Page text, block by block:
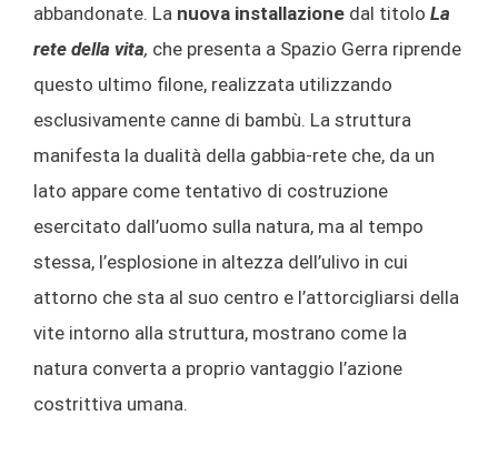
abbandonate. La nuova installazione dal titolo La
rete della vita, che presenta a Spazio Gerra riprende
questo ultimo filone, realizzata utilizzando
esclusivamente canne di bambù. La struttura
manifesta la dualità della gabbia-rete che, da un
lato appare come tentativo di costruzione
esercitato dall’uomo sulla natura, ma al tempo
stessa, l’esplosione in altezza dell’ulivo in cui
attorno che sta al suo centro e l’attorcigliarsi della
vite intorno alla struttura, mostrano come la
natura converta a proprio vantaggio l’azione
costrittiva umana.